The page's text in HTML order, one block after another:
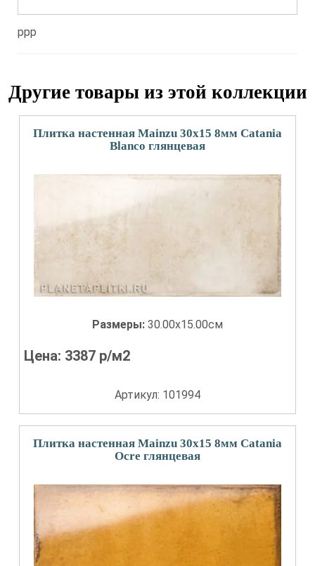
ppp
Другие товары из этой коллекции
Плитка настенная Mainzu 30x15 8мм Catania
Blanco глянцевая
Размеры: 30.00x15.00см
Цена: 3387 р/м2
Артикул: 101994
Плитка настенная Mainzu 30x15 8мм Catania
Ocre глянцевая